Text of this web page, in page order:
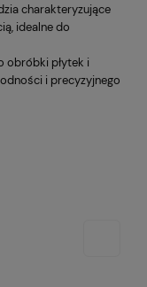
charakteryzujące
idealne do
obróbki płytek i
i precyzyjnego